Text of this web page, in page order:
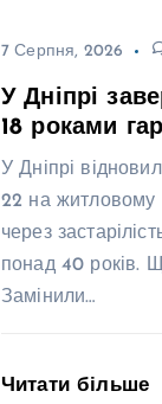
7 Серпня, 2026
У Дніпрі
18 роками
У Дніпрі
22 на житловому
через
понад 40 років.
Замінили…
Читати більше